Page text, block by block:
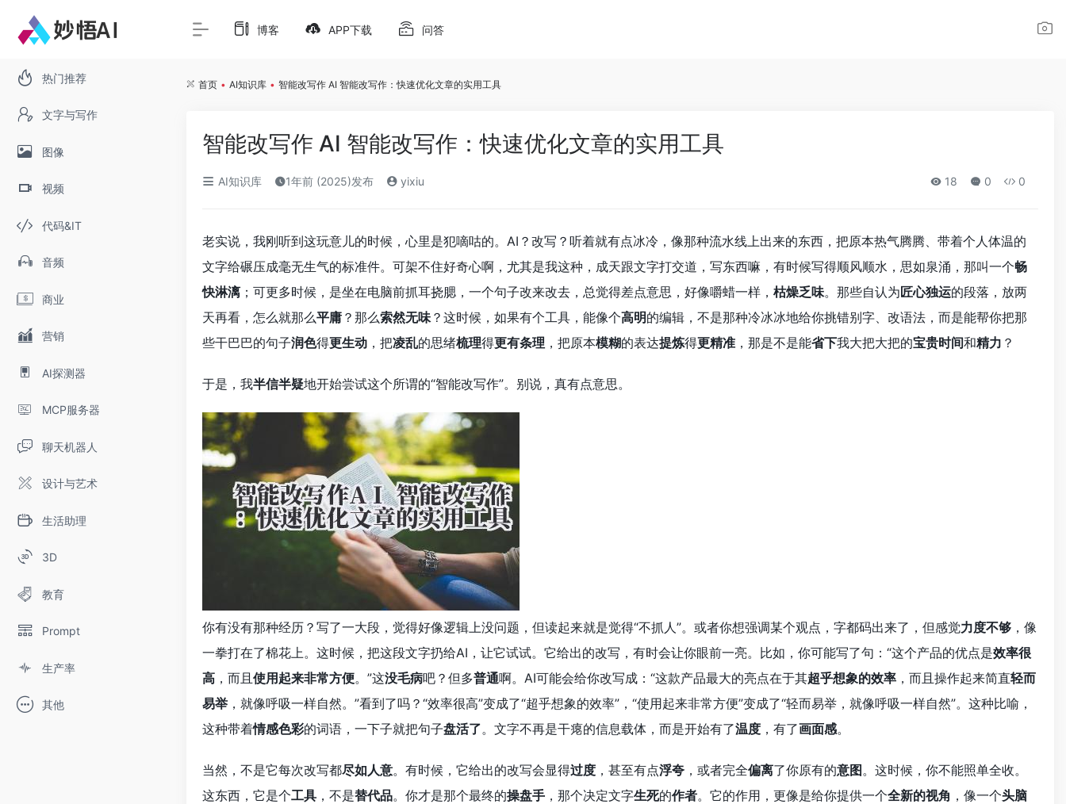
热门推荐
文字与写作
图像
视频
代码&IT
音频
商业
营销
AI探测器
MCP服务器
聊天机器人
设计与艺术
生活助理
3D
教育
Prompt
生产率
其他
博客 APP下载 问答
首页 • AI知识库 • 智能改写作 AI 智能改写作：快速优化文章的实用工具
智能改写作 AI 智能改写作：快速优化文章的实用工具
AI知识库 1年前 (2025)发布 yixiu 18 0 0
老实说，我刚听到这玩意儿的时候，心里是犯嘀咕的。AI？改写？听着就有点冰冷，像那种流水线上出来的东西，把原本热气腾腾、带着个人体温的
文字给碾压成毫无生气的标准件。可架不住好奇心啊，尤其是我这种，成天跟文字打交道，写东西嘛，有时候写得顺风顺水，思如泉涌，那叫一个畅
快淋漓；可更多时候，是坐在电脑前抓耳挠腮，一个句子改来改去，总觉得差点意思，好像嚼蜡一样， 枯燥乏味。那些自认为匠心独运的段落，放两
天再看，怎么就那么平庸 ？那么索然无味？这时候，如果有个工具，能像个高明的编辑，不是那种冷冰冰地给你挑错别字、改语法，而是能帮你把那
些干巴巴的句子润色得更生动 ，把凌乱的思绪梳理得更有条理 ，把原本模糊的表达提炼得更精准 ，那是不是能省下我大把大把的宝贵时间和精力 ？
于是，我半信半疑地开始尝试这个所谓的“智能改写作”。别说，真有点意思。
你有没有那种经历？写了一大段，觉得好像逻辑上没问题，但读起来就是觉得“不抓人”。或者你想强调某个观点，字都码出来了，但感觉力度不够 ，像
一拳打在了棉花上。这时候，把这段文字扔给AI，让它试试。它给出的改写，有时会让你眼前一亮。比如，你可能写了句：“这个产品的优点是效率很
高 ，而且 使用起来非常方便。”这没毛病吧？但多普通啊。AI可能会给你改写成：“这款产品最大的亮点在于其超乎想象的效率 ，而且操作起来简直轻而
易举 ，就像呼吸一样自然。”看到了吗？“效率很高”变成了“超乎想象的效率”，“使用起来非常方便”变成了“轻而易举，就像呼吸一样自然”。这种比喻，
这种带着情感色彩的词语，一下子就把句子盘活了。文字不再是干瘪的信息载体，而是开始有了温度 ，有了画面感。
当然，不是它每次改写都尽如人意。有时候，它给出的改写会显得过度 ，甚至有点浮夸 ，或者完全偏离了你原有的意图。这时候，你不能照单全收。
这东西，它是个工具 ，不是替代品。你才是那个最终的操盘手 ，那个决定文字生死的作者。它的作用，更像是给你提供一个全新的视角 ，像一个头脑